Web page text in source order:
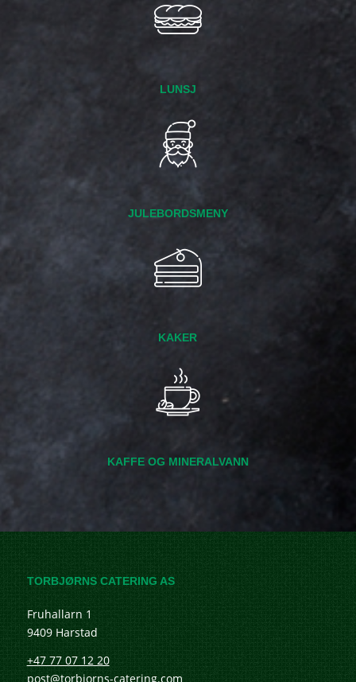
LUNSJ
JULEBORDSMENY
KAKER
KAFFE OG MINERALVANN
TORBJØRNS CATERING AS
Fruhallarn 1
9409 Harstad
+47 77 07 12 20
post@torbjorns-catering.com